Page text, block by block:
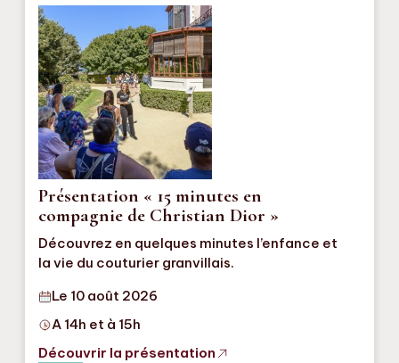
Présentation « 15 minutes en
compagnie de Christian Dior »
Découvrez en quelques minutes l’enfance et
la vie du couturier granvillais.
Le 10 août 2026
A 14h et à 15h
Découvrir la présentation